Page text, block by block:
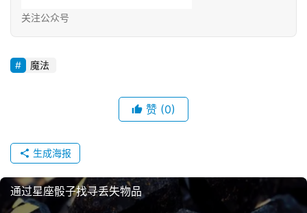
关注公众号
魔法
赞 (0)
生成海报
通过星座骰子找寻丢失物品